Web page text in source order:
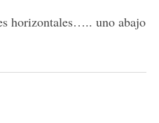
horizontales….. uno abajo